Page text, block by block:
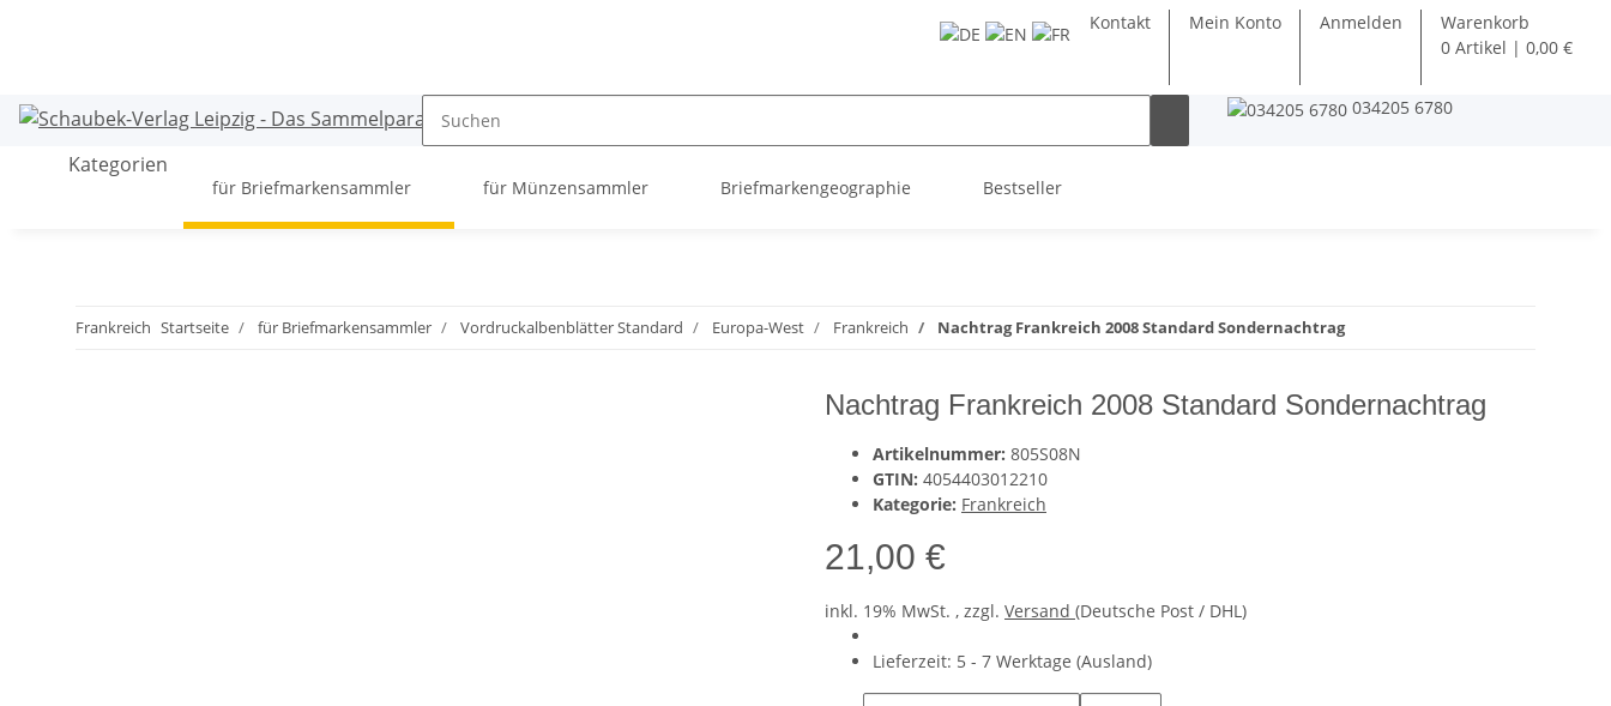
Kontakt Mein Konto Anmelden
Warenkorb
0 Artikel | 0,00 €
034205 6780
Kategorien
für Briefmarkensammler für Münzensammler Briefmarkengeographie Bestseller
Frankreich Startseite für Briefmarkensammler Vordruckalbenblätter Standard Europa-West Frankreich Nachtrag Frankreich 2008 Standard Sondernachtrag
Nachtrag Frankreich 2008 Standard Sondernachtrag
Artikelnummer: 805S08N
GTIN: 4054403012210
Kategorie: Frankreich
21,00 €
inkl. 19% MwSt. , zzgl. Versand (Deutsche Post / DHL)
Lieferzeit: 5 - 7 Werktage (Ausland)